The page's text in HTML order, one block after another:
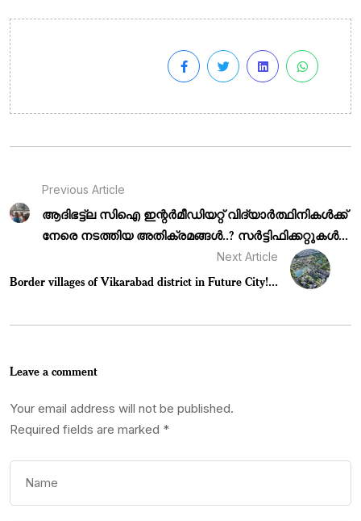
Previous Article
ആദിഭട്ട്‌ല സിഐ ഇന്റർമീഡിയറ്റ് വിദ്യാർത്ഥിനികൾക്ക്
നേരെ നടത്തിയ അതിക്രമങ്ങൾ..? സർട്ടിഫിക്കറ്റുകൾ...
Next Article
Border villages of Vikarabad district in Future City!...
Leave a comment
Your email address will not be published.
Required fields are marked *